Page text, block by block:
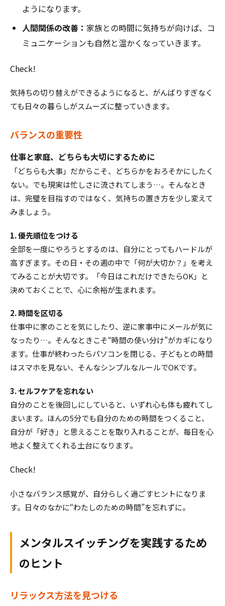
ようになります。
人間関係の改善： 家族との時間に気持ちが向けば、コ
ミュニケーションも自然と温かくなっていきます。
Check!
気持ちの切り替えができるようになると、がんばりすぎなく
ても日々の暮らしがスムーズに整っていきます。
バランスの重要性
仕事と家庭、どちらも大切にするために
「どちらも大事」だからこそ、どちらかをおろそかにしたく
ない。でも現実は忙しさに流されてしまう…。そんなとき
は、完璧を目指すのではなく、気持ちの置き方を少し変えて
みましょう。
1. 優先順位をつける
全部を一度にやろうとするのは、自分にとってもハードルが
高すぎます。その日・その週の中で「何が大切か？」を考え
てみることが大切です。「今日はこれだけできたらOK」と
決めておくことで、心に余裕が生まれます。
2. 時間を区切る
仕事中に家のことを気にしたり、逆に家事中にメールが気に
なったり…。そんなときこそ“時間の使い分け”がカギになり
ます。仕事が終わったらパソコンを閉じる、子どもとの時間
はスマホを見ない、そんなシンプルなルールでOKです。
3. セルフケアを忘れない
自分のことを後回しにしていると、いずれ心も体も疲れてし
まいます。ほんの5分でも自分のための時間をつくること、
自分が「好き」と思えることを取り入れることが、毎日を心
地よく整えてくれる土台になります。
Check!
小さなバランス感覚が、自分らしく過ごすヒントになりま
す。日々のなかに“わたしのための時間”を忘れずに。
メンタルスイッチングを実践するため
のヒント
リラックス方法を見つける